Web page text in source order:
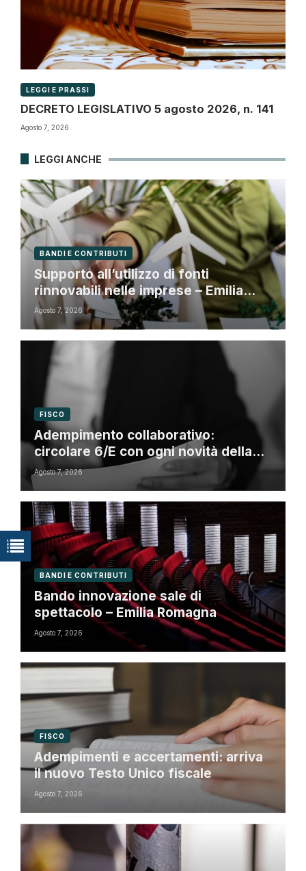
LEGGI E PRASSI
DECRETO LEGISLATIVO 5 agosto 2026, n. 141
Agosto 7, 2026
LEGGI ANCHE
BANDI E CONTRIBUTI
Supporto all’utilizzo di fonti
rinnovabili nelle imprese – Emilia
Romagna
Agosto 7, 2026
FISCO
Adempimento collaborativo:
circolare 6/E con ogni novità della
riforma fiscale
Agosto 7, 2026
BANDI E CONTRIBUTI
Bando innovazione sale di
spettacolo – Emilia Romagna
Agosto 7, 2026
FISCO
Adempimenti e accertamenti: arriva
il nuovo Testo Unico fiscale
Agosto 7, 2026